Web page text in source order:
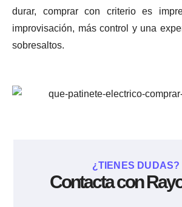
durar, comprar con criterio es
improvisación, más control y una
sobresaltos.
¿TIENES DUDAS?
Contacta con